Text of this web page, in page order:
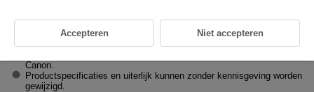
De microfoonhouder is niet inbegrepen.
Canon.
Productspecificaties en uiterlijk kunnen zonder kennisgeving worden
gewijzigd.
Accepteren Niet accepteren